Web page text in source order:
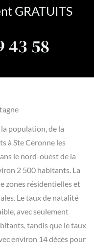
GRATUITS
43 58
population, de la
à Ste Ceronne les
le nord-ouest de la
2 500 habitants. La
zones résidentielles et
Le taux de natalité
avec seulement
tandis que le taux
environ 14 décès pour